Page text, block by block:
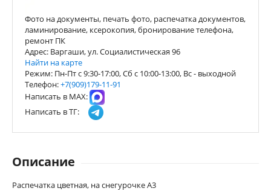
Фото на документы, печать фото, распечатка документов,
ламинирование, ксерокопия, бронирование телефона,
ремонт ПК
Адрес: Варгаши, ул. Социалистическая 96
Найти на карте
Режим: Пн-Пт с 9:30-17:00, Сб с 10:00-13:00, Вс - выходной
Телефон:+7(909)179-11-91
Написать в МАХ:
Написать в ТГ:
Описание
Распечатка цветная, на снегурочке А3